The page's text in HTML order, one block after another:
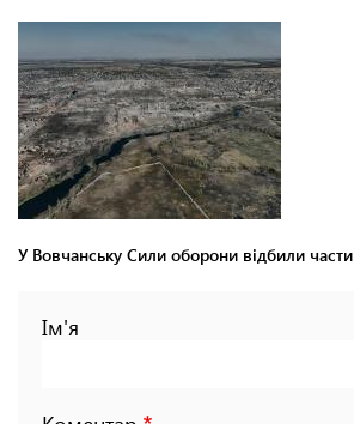
У Вовчанську Сили оборони відбили
Ім'я